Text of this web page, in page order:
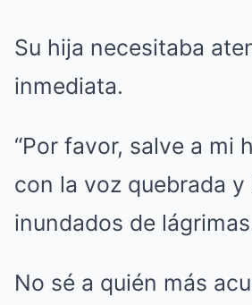
Su hija necesitaba
inmediata.
“Por favor, salve a mi
con la voz quebrada y
inundados de
No sé a quién más